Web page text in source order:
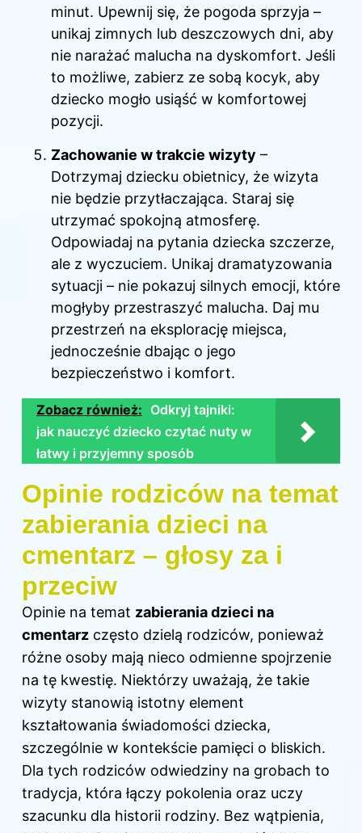
minut. Upewnij się, że pogoda sprzyja –
unikaj zimnych lub deszczowych dni, aby
nie narażać malucha na dyskomfort. Jeśli
to możliwe, zabierz ze sobą kocyk, aby
dziecko mogło usiąść w komfortowej
pozycji.
Zachowanie w trakcie wizyty –
Dotrzymaj dziecku obietnicy, że wizyta
nie będzie przytłaczająca. Staraj się
utrzymać spokojną atmosferę.
Odpowiadaj na pytania dziecka szczerze,
ale z wyczuciem. Unikaj dramatyzowania
sytuacji – nie pokazuj silnych emocji, które
mogłyby przestraszyć malucha. Daj mu
przestrzeń na eksplorację miejsca,
jednocześnie dbając o jego
bezpieczeństwo i komfort.
Zobacz również: Odkryj tajniki:
jak nauczyć dziecko czytać nuty w
łatwy i przyjemny sposób
Opinie rodziców na temat
zabierania dzieci na
cmentarz – głosy za i
przeciw
Opinie na temat zabierania dzieci na
cmentarz często dzielą rodziców, ponieważ
różne osoby mają nieco odmienne spojrzenie
na tę kwestię. Niektórzy uważają, że takie
wizyty stanowią istotny element
kształtowania świadomości dziecka,
szczególnie w kontekście pamięci o bliskich.
Dla tych rodziców odwiedziny na grobach to
tradycja, która łączy pokolenia oraz uczy
szacunku dla historii rodziny. Bez wątpienia,